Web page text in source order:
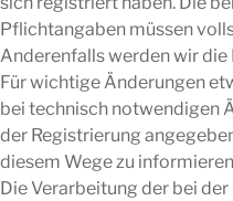
Pflichtangaben müssen
Anderenfalls werden wir die
Für wichtige Änderungen
bei technisch notwendigen
der Registrierung
diesem Wege zu
Die Verarbeitung der bei